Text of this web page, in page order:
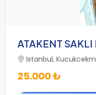
ATAKENT SAKLI
Istanbul,
25.000 ₺